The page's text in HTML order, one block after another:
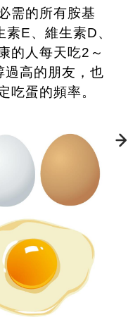
需的所有胺基
素E、維生素D、
的人每天吃2 ～
過高的朋友，也
吃蛋的頻率。